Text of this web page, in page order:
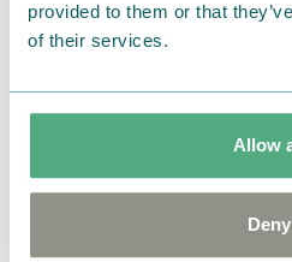
provided to them or that
of their services.
Allow
Deny